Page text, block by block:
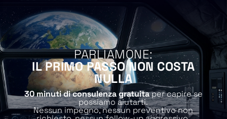
PARLIAMONE:
IL PRIMO PASSO NON COSTA
NULLA
30 minuti di consulenza gratuitaper capire se
possiamo aiutarti.
Nessun impegno, nessun preventivo non